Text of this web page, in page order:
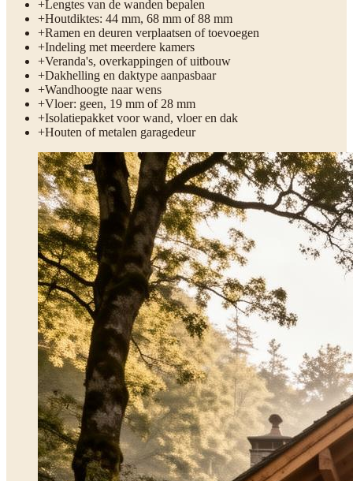
+Lengtes van de wanden bepalen
+Houtdiktes: 44 mm, 68 mm of 88 mm
+Ramen en deuren verplaatsen of toevoegen
+Indeling met meerdere kamers
+Veranda's, overkappingen of uitbouw
+Dakhelling en daktype aanpasbaar
+Wandhoogte naar wens
+Vloer: geen, 19 mm of 28 mm
+Isolatiepakket voor wand, vloer en dak
+Houten of metalen garagedeur